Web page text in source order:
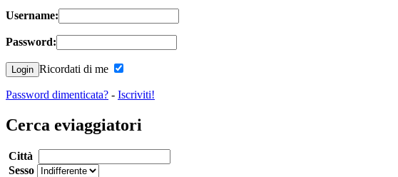
Username:
Password:
Ricordati di me
Password dimenticata? - Iscriviti!
Cerca eviaggiatori
Città
Sesso